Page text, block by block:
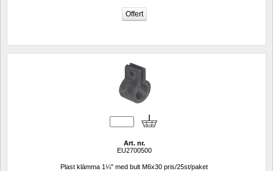
Art. nr.
EU2700500
Plast klämma 1¼" med bult M6x30 pris/25st/paket